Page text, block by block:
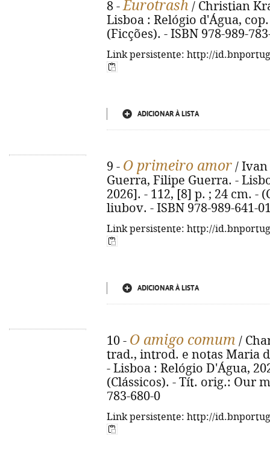
8 -Eurotrash / Christian
Lisboa : Relógio d'Água,
(Ficções). - ISBN 978-989-
Link persistente: http://
ADICIONAR À LISTA
9 - O primeiro amor / Ivan
Guerra, Filipe Guerra. -
2026]. - 112, [8] p. ; 24 cm. -
liubov. - ISBN 978-989-641-
Link persistente: http://
ADICIONAR À LISTA
10 - O amigo comum /
trad., introd. e notas Maria
- Lisboa : Relógio D'Água,
(Clássicos). - Tít. orig.: Our
783-680-0
Link persistente: http://